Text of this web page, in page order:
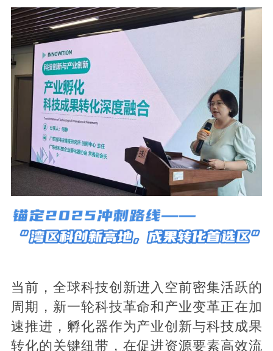
当前，全球科技创新进入空前密集活跃的
周期，新一轮科技革命和产业变革正在加
速推进，孵化器作为产业创新与科技成果
转化的关键纽带，在促进资源要素高效流